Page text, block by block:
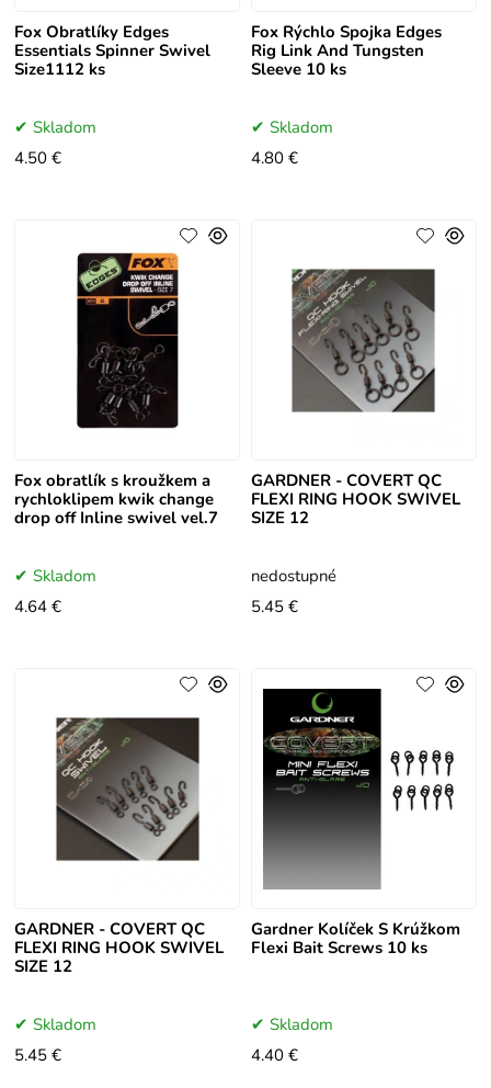
Fox Obratlíky Edges
Essentials Spinner Swivel
Size1112 ks
Skladom
4.50 €
Fox Rýchlo Spojka Edges
Rig Link And Tungsten
Sleeve 10 ks
Skladom
4.80 €
Fox obratlík s kroužkem a
rychloklipem kwik change
drop off Inline swivel vel.7
Skladom
4.64 €
GARDNER - COVERT QC
FLEXI RING HOOK SWIVEL
SIZE 12
nedostupné
5.45 €
GARDNER - COVERT QC
FLEXI RING HOOK SWIVEL
SIZE 12
Skladom
5.45 €
Gardner Kolíček S Krúžkom
Flexi Bait Screws 10 ks
Skladom
4.40 €